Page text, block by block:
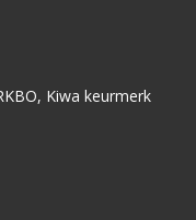
Kiwa keurmerk